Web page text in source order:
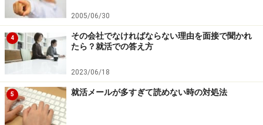
2005/06/30
4
その会社でなければならない理由を面接で聞かれ
たら？就活での答え方
2023/06/18
5 就活メールが多すぎて読めない時の対処法